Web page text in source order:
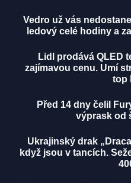
Vedro už vás
ledový celé hodiny a
Lidl prodává QLED
zajímavou cenu. Umí
top
Před 14 dny čelil
výprask od
Ukrajinský drak
když jsou v tancích.